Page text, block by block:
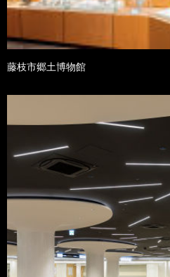
藤枝市郷土博物館